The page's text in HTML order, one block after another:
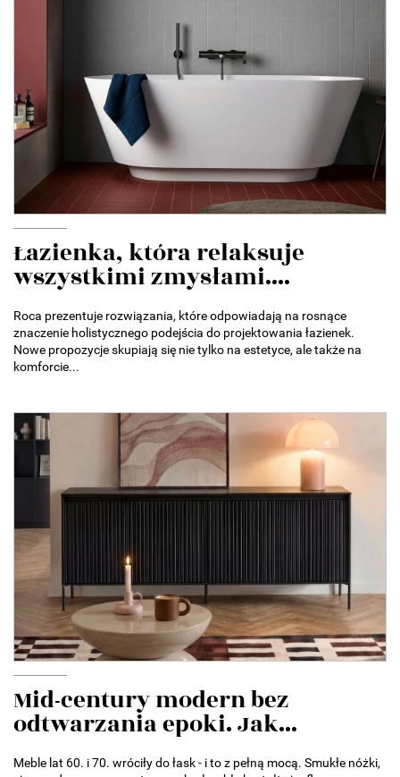
Łazienka, która relaksuje
wszystkimi zmysłami....
Roca prezentuje rozwiązania, które odpowiadają na rosnące
znaczenie holistycznego podejścia do projektowania łazienek.
Nowe propozycje skupiają się nie tylko na estetyce, ale także na
komforcie...
Mid-century modern bez
odtwarzania epoki. Jak...
Meble lat 60. i 70. wróciły do łask - i to z pełną mocą. Smukłe nóżki,